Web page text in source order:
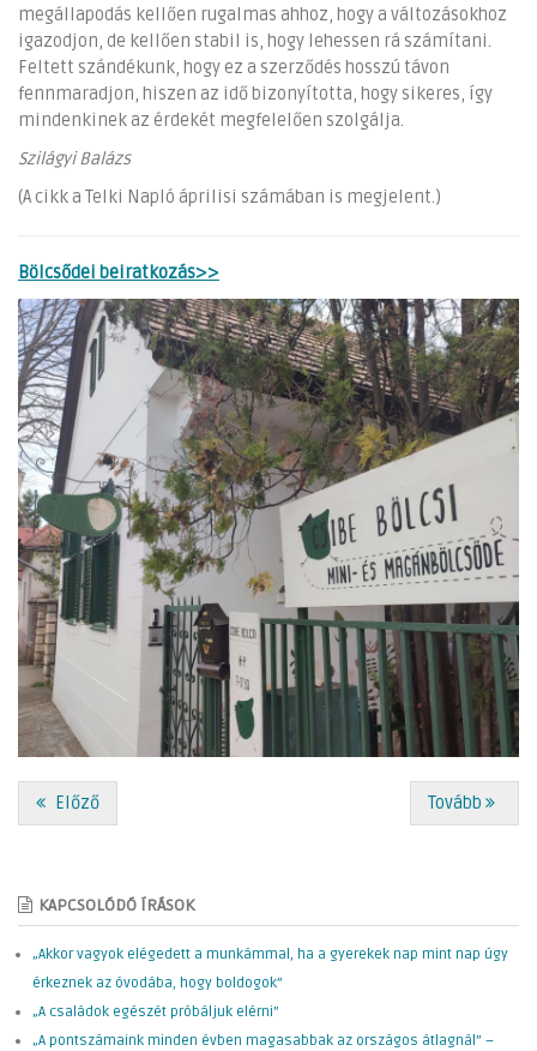
megállapodás kellően rugalmas ahhoz, hogy a változásokhoz
igazodjon, de kellően stabil is, hogy lehessen rá számítani.
Feltett szándékunk, hogy ez a szerződés hosszú távon
fennmaradjon, hiszen az idő bizonyította, hogy sikeres, így
mindenkinek az érdekét megfelelően szolgálja.
Szilágyi Balázs
(A cikk a Telki Napló áprilisi számában is megjelent.)
Bölcsődei beiratkozás>>
Előző Tovább
KAPCSOLÓDÓ ÍRÁSOK
„Akkor vagyok elégedett a munkámmal, ha a gyerekek nap mint nap úgy
érkeznek az óvodába, hogy boldogok”
„A családok egészét próbáljuk elérni”
„A pontszámaink minden évben magasabbak az országos átlagnál” –